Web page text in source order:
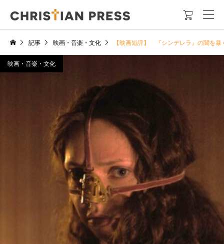

記事 映画・音楽・文化 【映画短評】 『シンデレラ』の闇を
映画・音楽・文化